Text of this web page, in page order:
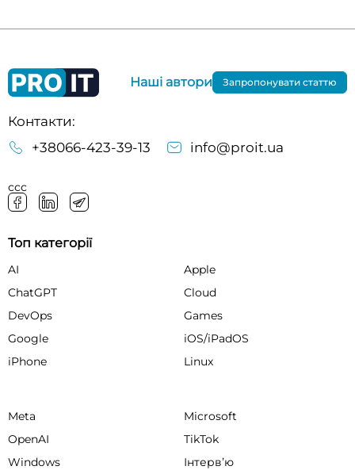
Контакти:
+38066-423-39-13
info@proit.ua
ссс
Наші автори Запропонувати статтю
Топ категорії
AI
Apple
ChatGPT
Cloud
DevOps
Games
Google
iOS/iPadOS
iPhone
Linux
Meta
Microsoft
OpenAI
TikTok
Windows
Інтервʼю